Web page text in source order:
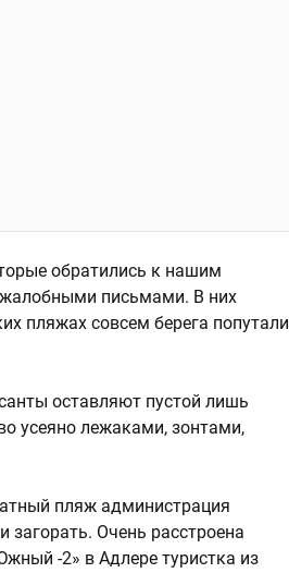
обратились к нашим
письмами. В них
пляжах совсем берега попутали
оставляют пустой лишь
усеяно лежаками, зонтами,
пляж администрация
Очень расстроена
-2» в Адлере туристка из